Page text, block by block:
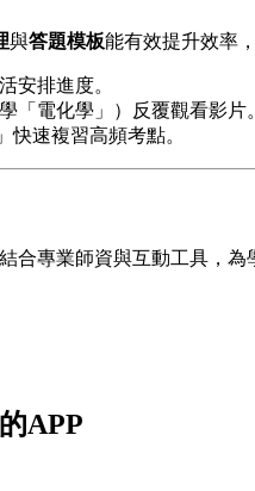
與答題模板能有效提升效率
安排進度。
「電化學」）反覆觀看影片。
快速複習高頻考點。
合專業師資與互動工具，為
APP